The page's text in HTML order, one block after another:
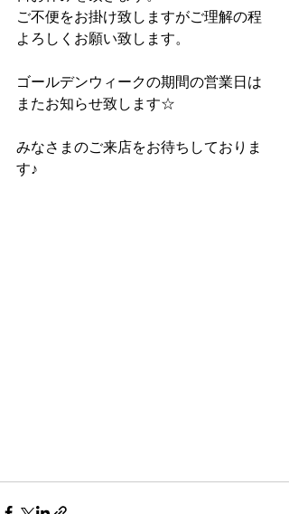
ご不便をお掛け致しますがご理解の程
よろしくお願い致します。
ゴールデンウィークの期間の営業日は
またお知らせ致します☆
みなさまのご来店をお待ちしておりま
す♪